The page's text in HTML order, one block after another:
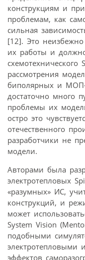
конструкциям и
проблемам, как
сильная
[12]. Это
их работы и
рассмотрения
биполярных и МОП-
достаточно много
проблемы их
остро это
отечественного
разработчики не
модели.
Авторами была
электротепловых
«разумных» ИС,
конструкций, и
может
System Vision
подобными
электротепловыми
эффектов